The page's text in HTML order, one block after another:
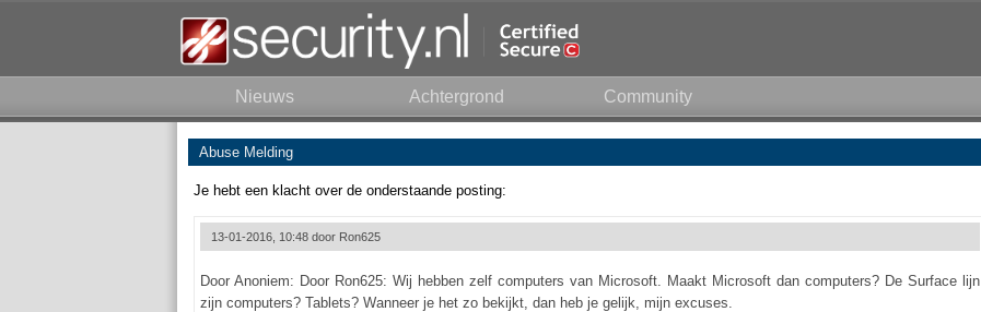
Nieuws Achtergrond Community
Abuse Melding
Je hebt een klacht over de onderstaande posting:
13-01-2016, 10:48 door Ron625
Door Anoniem: Door Ron625: Wij hebben zelf computers van Microsoft. Maakt Microsoft dan computers? De Surface lijn
zijn computers? Tablets? Wanneer je het zo bekijkt, dan heb je gelijk, mijn excuses.